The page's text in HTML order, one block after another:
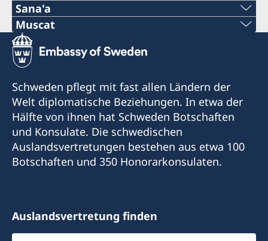
Telephone
+966 2 6069005 ext. 219
E-mail
HonoraryConsul@alsulaimangroup.com
Fax
+966 2 60 69 007
Cross section of Rawdah Street with Prince
8:th Floor
Sana'a
Telephone
+967 1 20 74 70
+967 1 20 74 71
E-mail
consular@elaghil.com
+967 1 21 33 80
Zubeiri street (Volvo building)
Muscat
Telephone
+968-24560971
E-mail
info@hcswedenoman.com
Fax
Al Rumaylah Street
Schweden pflegt mit fast allen Ländern der
Welt diplomatische Beziehungen. In etwa der
Hälfte von ihnen hat Schweden Botschaften
und Konsulate. Die schwedischen
Auslandsvertretungen bestehen aus etwa 100
Botschaften und 350 Honorarkonsulaten.
Auslandsvertretung finden